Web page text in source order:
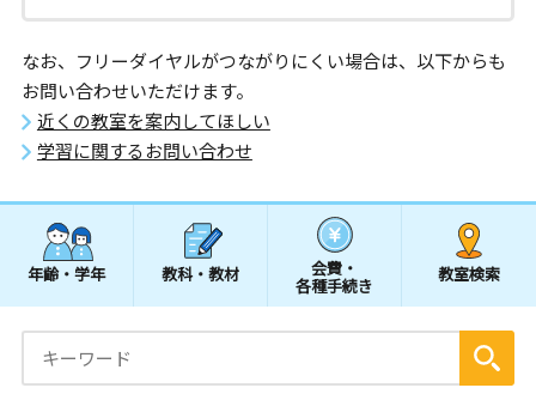
なお、フリーダイヤルがつながりにくい場合は、以下からも
お問い合わせいただけます。
近くの教室を案内してほしい
学習に関するお問い合わせ
年齢・学年 教科・教材 会費・
各種手続き
教室検索